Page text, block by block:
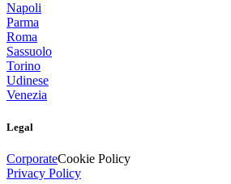
Napoli
Parma
Roma
Sassuolo
Torino
Udinese
Venezia
Legal
CorporateCookie Policy
Privacy Policy